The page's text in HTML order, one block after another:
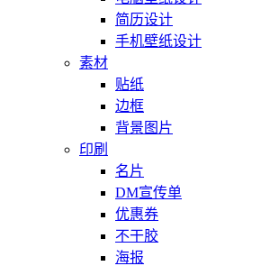
简历设计
手机壁纸设计
素材
贴纸
边框
背景图片
印刷
名片
DM宣传单
优惠券
不干胶
海报